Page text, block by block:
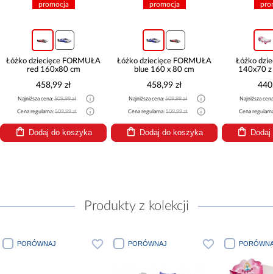
promocja
Łóżko dziecięce FORMUŁA
red 160x80 cm
458,99 zł
Najniższa cena: 509,99 zł
Cena regularna: 509,99 zł
Dodaj do koszyka
promocja
Łóżko dziecięce FORMUŁA
blue 160 x 80 cm
458,99 zł
Najniższa cena: 509,99 zł
Cena regularna: 509,99 zł
Dodaj do koszyka
Łóżko
140x70 z
Najniższa
Cena
Produkty z kolekcji
PORÓWNAJ PORÓWNAJ